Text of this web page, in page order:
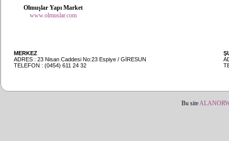
Olmuşlar Yapı Market
www.olmuslar.com
MERKEZ
ADRES : 23 Nisan Caddesi No:23 Espiye / GİRESUN
TELEFON : (0454) 611 24 32
Bu site